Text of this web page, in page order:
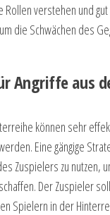
Rollen verstehen und
die Schwächen des
Angriffe aus
können sehr
Eine gängige
Zuspielers zu nutzen,
Der Zuspieler
Spielern in der